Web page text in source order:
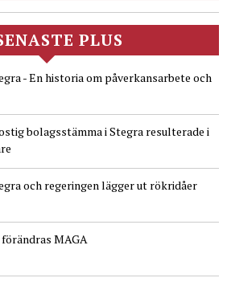
PLUS
- En historia om påverkansarbete och
bolagsstämma i Stegra resulterade i
och regeringen lägger ut rökridåer
förändras MAGA